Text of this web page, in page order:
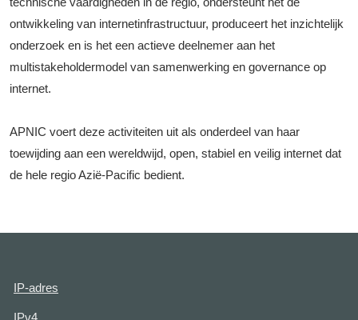
ontwikkeling van internetinfrastructuur, produceert het inzichtelijk
onderzoek en is het een actieve deelnemer aan het
multistakeholdermodel van samenwerking en governance op
internet.
APNIC voert deze activiteiten uit als onderdeel van haar
toewijding aan een wereldwijd, open, stabiel en veilig internet dat
de hele regio Azië-Pacific bedient.
IP-adres
IPv4